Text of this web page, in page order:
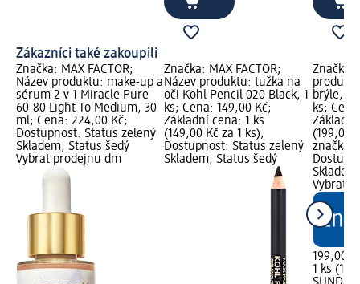
Zákazníci také zakoupili
Značka: MAX FACTOR;
Název produktu: make-up a
sérum 2 v 1 Miracle Pure
60-80 Light To Medium, 30
ml; Cena: 224,00 Kč;
Dostupnost: Status zelený
Skladem, Status šedý
Vybrat prodejnu dm
Značka: MAX FACTOR;
Název produktu: tužka na
oči Kohl Pencil 020 Black, 1
ks; Cena: 149,00 Kč;
Základní cena: 1 ks
(149,00 Kč za 1 ks);
Dostupnost: Status zelený
Skladem, Status šedý
Značka:
brýle,
ks;
Základní
(199,00
značka
Vybrat
199,00
1 ks